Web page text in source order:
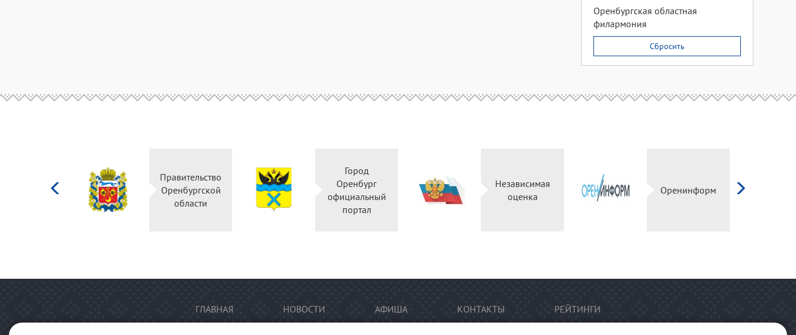
Оренбургская областная
филармония
Сбросить
Правительство
Оренбургской
области
Город
Оренбург
официальный
портал
Независимая
оценка
Оренинформ
ГЛАВНАЯ НОВОСТИ АФИША КОНТАКТЫ РЕЙТИНГИ